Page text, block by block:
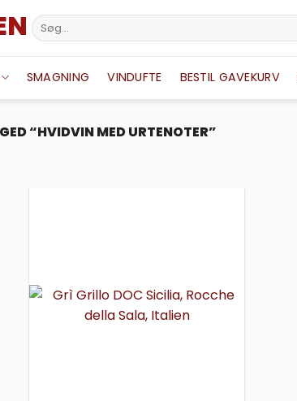
Søg
efter:
SMAGNING VINDUFTE BESTIL GAVEKURV
“HVIDVIN MED URTENOTER”